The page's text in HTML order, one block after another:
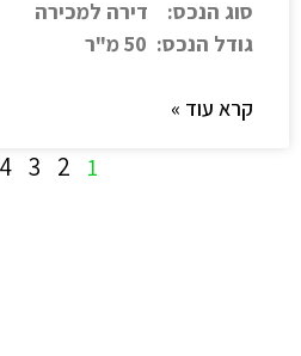
סוג הנכס: דירה למכירה
גודל הנכס: 50 מ"ר
קרא עוד »
1
2
3
4